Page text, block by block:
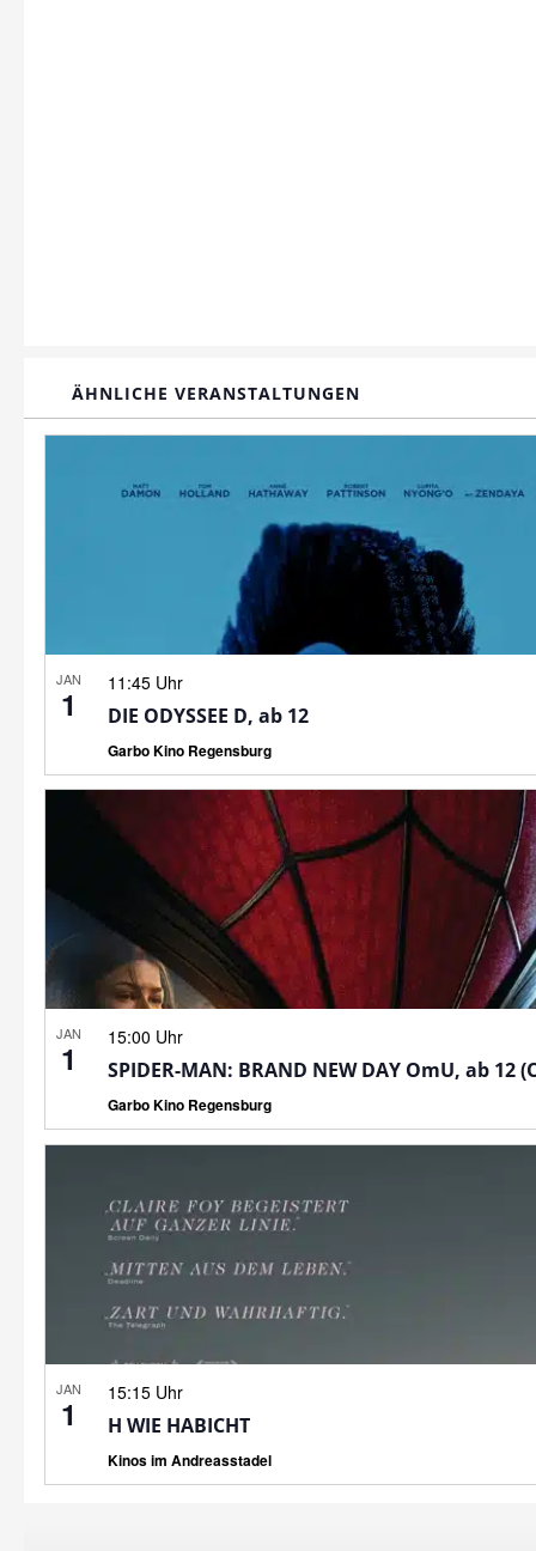
ÄHNLICHE VERANSTALTUNGEN
JAN
1
11:45 Uhr
DIE ODYSSEE D, ab 12
Garbo Kino Regensburg
JAN
1
15:00 Uhr
SPIDER-MAN: BRAND NEW DAY OmU, ab 12
Garbo Kino Regensburg
JAN
1
15:15 Uhr
H WIE HABICHT
Kinos im Andreasstadel